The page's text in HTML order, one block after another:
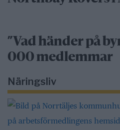
”Vad händer på
000 medlemmar
Näringsliv